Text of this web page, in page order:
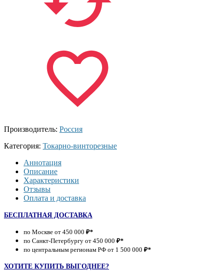
Производитель: Россия
Категория: Токарно-винторезные
Аннотация
Описание
Характеристики
Отзывы
Оплата и доставка
БЕСПЛАТНАЯ ДОСТАВКА
по Москве от 450 000 ₽*
по Санкт-Петербургу от 450 000 ₽*
по центральным регионам РФ от 1 500 000 ₽*
ХОТИТЕ КУПИТЬ ВЫГОДНЕЕ?